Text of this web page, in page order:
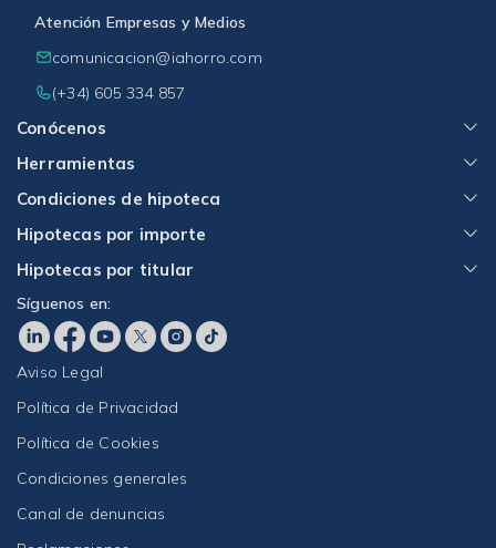
Conócenos
Herramientas
Condiciones de hipoteca
Hipotecas por importe
Hipotecas por titular
Atención Empresas y Medios
comunicacion@iahorro.com
(+34) 605 334 857
Síguenos en:
Aviso Legal
Política de Privacidad
Política de Cookies
Condiciones generales
Canal de denuncias